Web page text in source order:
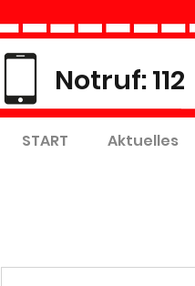
Notruf: 112
START Aktuelles